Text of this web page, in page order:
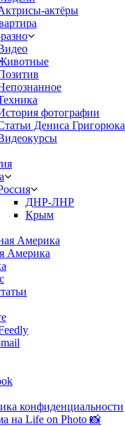
актёры
фотографии
Дениса Григорюка
ДНР-ЛНР
Крым
Америка
Америка
конфиденциальности
на Life on Photo 📸